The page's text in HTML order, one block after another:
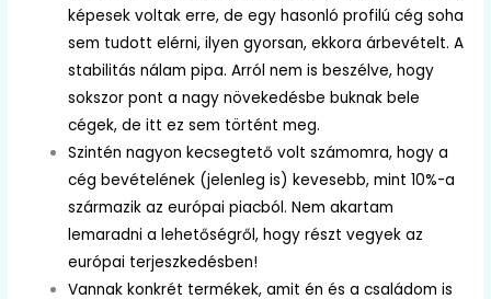
képesek voltak erre, de egy hasonló profilú cég soha
sem tudott elérni, ilyen gyorsan, ekkora árbevételt. A
stabilitás nálam pipa. Arról nem is beszélve, hogy
sokszor pont a nagy növekedésbe buknak bele
cégek, de itt ez sem történt meg.
Szintén nagyon kecsegtető volt számomra, hogy a
cég bevételének (jelenleg is) kevesebb, mint 10%-a
származik az európai piacból. Nem akartam
lemaradni a lehetőségről, hogy részt vegyek az
európai terjeszkedésben!
Vannak konkrét termékek, amit én és a családom is